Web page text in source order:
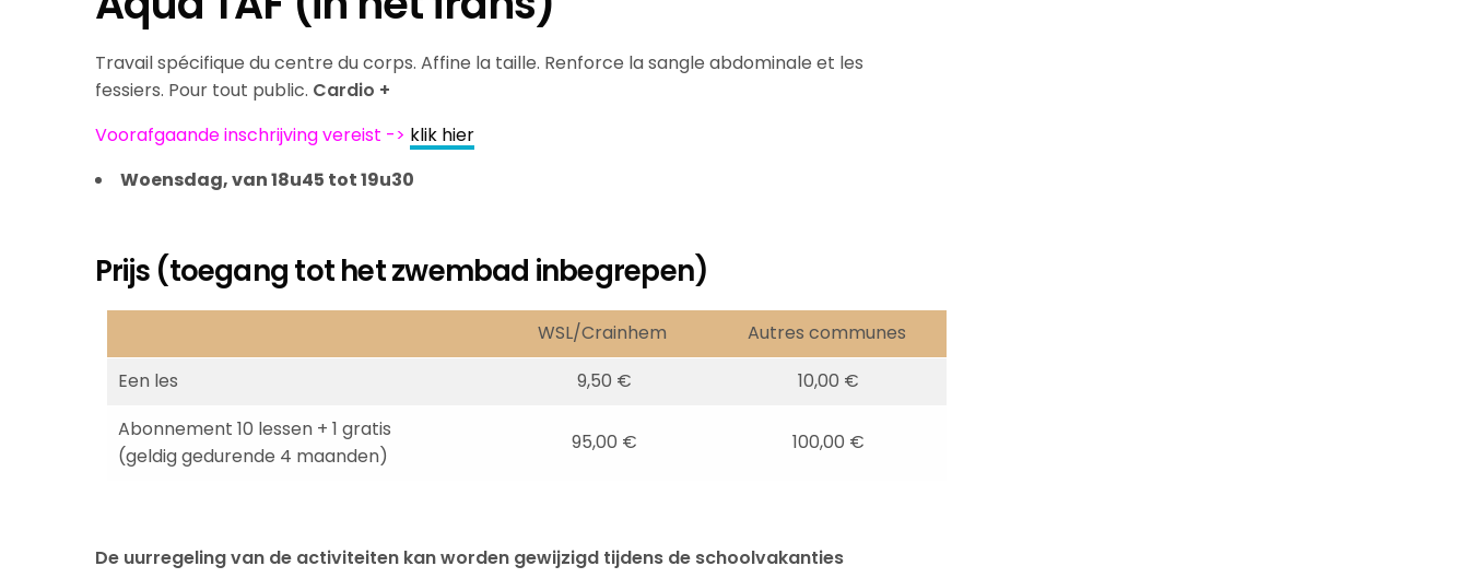
Travail spécifique du centre du corps. Affine la taille. Renforce la sangle abdominale et les
fessiers. Pour tout public. Cardio +
Voorafgaande inschrijving vereist -> klik hier
Woensdag, van 18u45 tot 19u30
Prijs (toegang tot het zwembad inbegrepen)
WSL/Crainhem
Autres communes
Een les
9,50 €
10,00 €
Abonnement 10 lessen + 1 gratis
(geldig gedurende 4 maanden)
95,00 € 100,00 €
De uurregeling van de activiteiten kan worden gewijzigd tijdens de schoolvakanties